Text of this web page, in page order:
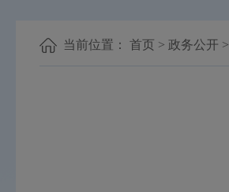
当前位置： 首页 > 政务公开 >